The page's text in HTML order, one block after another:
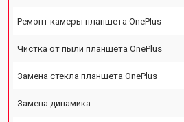
Ремонт камеры планшета OnePlus
Чистка от пыли планшета OnePlus
Замена стекла планшета OnePlus
Замена динамика